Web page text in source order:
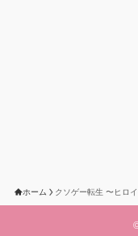
ホーム クソゲー転生 〜ヒロ